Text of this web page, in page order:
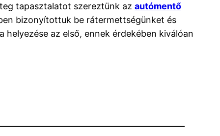
tapasztalatot szereztünk az autómentő
bizonyítottuk be rátermettségünket és
az első, ennek érdekében kiválóan